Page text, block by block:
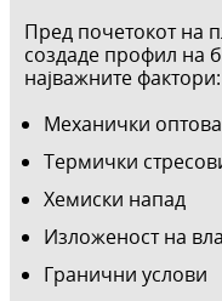
Пред почетокот на
создаде профил на
најважните фактори:
Механички
Термички
Хемиски напад
Изложеност на
Гранични услови